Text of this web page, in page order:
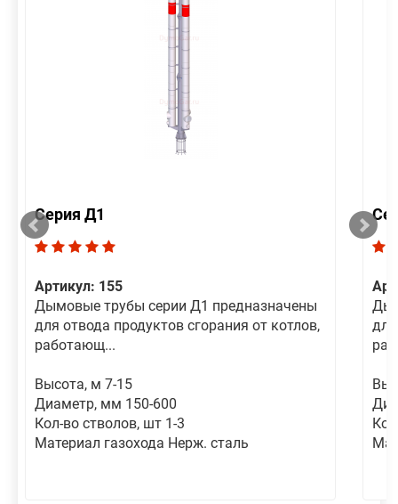
Серия Д1
Артикул: 155
Дымовые трубы серии Д1 предназначены
для отвода продуктов сгорания от котлов,
работающ...
Высота, м 7-15
Диаметр, мм 150-600
Кол-во стволов, шт 1-3
Материал газохода Нерж. сталь